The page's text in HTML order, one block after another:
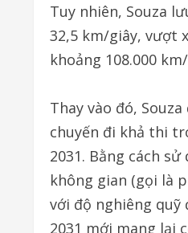
Tuy nhiên, Souza
32,5 km/giây, vượt
khoảng 108.000
Thay vào đó,
chuyến đi khả thi
2031. Bằng cách
không gian (gọi là
với độ nghiêng quỹ
2031 mới mang lại